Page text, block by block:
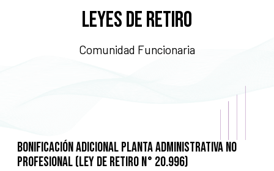
Leyes de Retiro
Comunidad Funcionaria
Bonificación adicional planta administrativa no
profesional (Ley de Retiro N° 20.996)